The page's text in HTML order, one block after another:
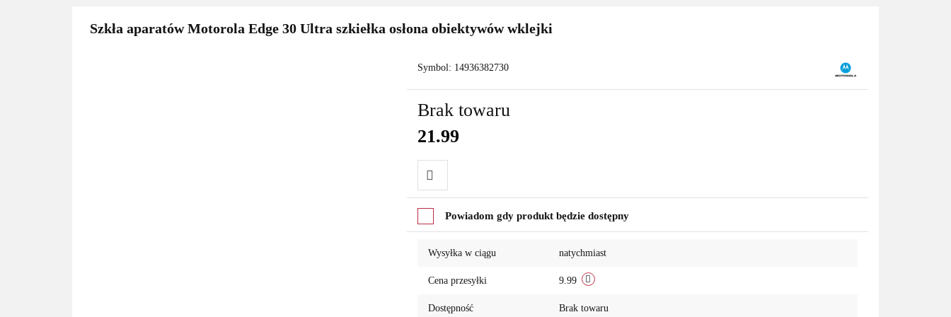
Szkła aparatów Motorola Edge 30 Ultra szkiełka osłona obiektywów wklejki
Symbol: 14936382730
Brak towaru
21.99
Do
Powiadom gdy produkt będzie dostępny
Wysyłka w ciągu natychmiast
Cena przesyłki 9.99
Dostępność Brak towaru